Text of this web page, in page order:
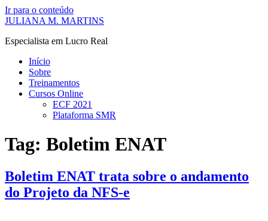
Ir para o conteúdo
JULIANA M. MARTINS
Especialista em Lucro Real
Início
Sobre
Treinamentos
Cursos Online
ECF 2021
Plataforma SMR
Tag: Boletim ENAT
Boletim ENAT trata sobre o andamento
do Projeto da NFS-e